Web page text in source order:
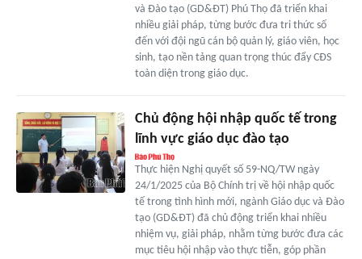
và Đào tạo (GD&ĐT) Phú Thọ đã triển khai
nhiều giải pháp, từng bước đưa tri thức số
đến với đội ngũ cán bộ quản lý, giáo viên, học
sinh, tạo nền tảng quan trọng thúc đẩy CĐS
toàn diện trong giáo dục.
Chủ động hội nhập quốc tế trong
lĩnh vực giáo dục đào tạo
Thực hiện Nghị quyết số 59-NQ/TW ngày
24/1/2025 của Bộ Chính trị về hội nhập quốc
tế trong tình hình mới, ngành Giáo dục và Đào
tạo (GD&ĐT) đã chủ động triển khai nhiều
nhiệm vụ, giải pháp, nhằm từng bước đưa các
mục tiêu hội nhập vào thực tiễn, góp phần